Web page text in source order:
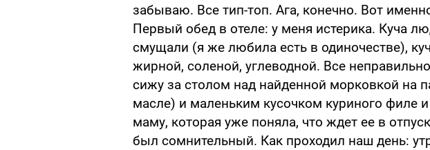
забываю. Все тип-топ. Ага, конечно. Вот
Первый обед в отеле: у меня истерика. Куча
смущали (я же любила есть в одиночестве),
жирной, соленой, углеводной. Все
сижу за столом над найденной морковкой на
масле) и маленьким кусочком куриного филе
маму, которая уже поняла, что ждет ее в
был сомнительный. Как проходил наш день: